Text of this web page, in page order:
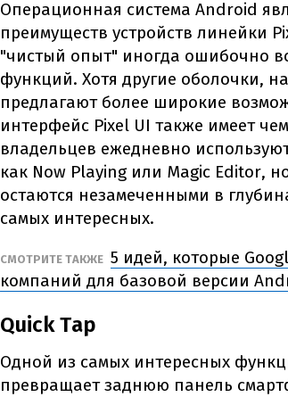
Операционная система Android
преимуществ устройств линейки
"чистый опыт" иногда ошибочно
функций. Хотя другие оболочки,
предлагают более широкие
интерфейс Pixel UI также имеет
владельцев ежедневно
как Now Playing или Magic Editor,
остаются незамеченными в
самых интересных.
СМОТРИТЕ ТАКЖЕ 5 идей, которые
компаний для базовой версии
Quick Tap
Одной из самых интересных
превращает заднюю панель